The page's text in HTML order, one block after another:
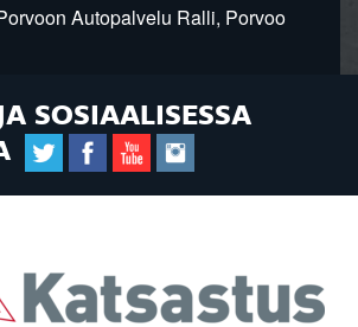
Autopalvelu Ralli, Porvoo
SOSIAALISESSA